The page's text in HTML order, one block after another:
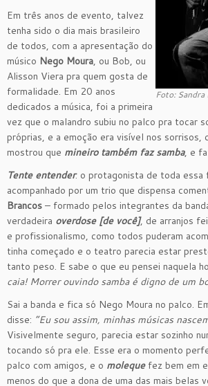
Foto: Sandra
Em três anos de evento, talvez
tenha sido o dia mais brasileiro
de todos, com a apresentação do
músico Nego Moura, ou Bob, ou
Alisson Viera pra quem gosta de
formalidade. Em 20 anos
dedicados a música, foi a primeira
vez que o malandro subiu no palco pra tocar
próprias, e a emoção era visível nos sorrisos,
mostrou que mineiro também faz samba, e
Tente entender: o protagonista de toda
acompanhado por um trio que dispensa
Brancos – formado pelos integrantes da
verdadeira overdose [de você], de arranjos
e profissionalismo, como todos puderam
tinha começado e o teatro parecia estar
tanto peso. E sabe o que eu pensei naquela
caia! Morrer ouvindo samba é digno de um
Sai a banda e fica só Nego Moura no palco.
disse: “Eu sou assim, minhas músicas
Visivelmente seguro, parecia estar sozinho
tocando só pra ele. Esse era o momento
palco com amigos, e o molequefez bem em
menos do que a dona de uma das mais belas